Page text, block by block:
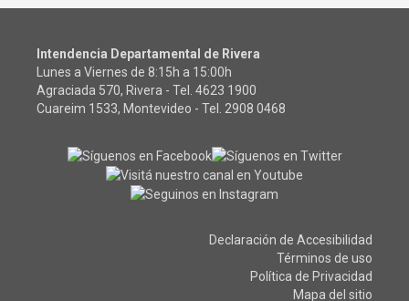
Intendencia Departamental de Rivera
Lunes a Viernes de 8:15h a 15:00h
Agraciada 570, Rivera - Tel. 4623 1900
Cuareim 1533, Montevideo - Tel. 2908 0468
Declaración de Accesibilidad
Términos de uso
Política de Privacidad
Mapa del sitio